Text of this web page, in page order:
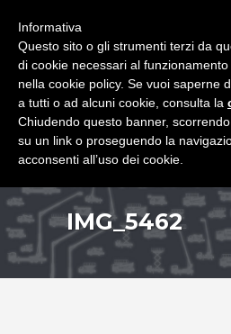
IMG_5462
Informativa
Questo sito o gli strumenti terzi da
di cookie necessari al
nella cookie policy. Se vuoi saperne
a tutti o ad alcuni cookie, consulta la
Chiudendo questo banner,
su un link o proseguendo la
acconsenti all’uso dei cookie.